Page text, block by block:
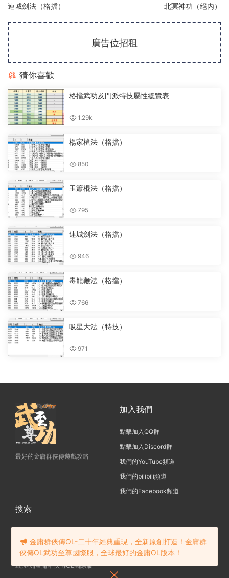
連城劍法（格擋） 北冥神功（絕內）
廣告位招租
猜你喜歡
格擋武功及門派特技屬性總覽表
1.29k
楊家槍法（格擋）
850
玉簫棍法（格擋）
795
連城劍法（格擋）
946
毒龍鞭法（格擋）
766
吸星大法（特技）
971
最好的金庸群俠傳遊戲攻略
加入我們
點擊加入QQ群
點擊加入Discord群
我們的YouTube頻道
我們的bilibili頻道
我們的Facebook頻道
搜索
金庸群俠傳OL-一款20年傳承的遊
戲,亞洲金庸群俠傳OL國際服
金庸群俠傳OL-二十年經典重現，全新原創打造！金庸群
俠傳OL武功至尊國際服，全球最好的金庸OL版本！